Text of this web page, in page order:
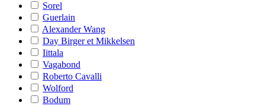
Sorel
Guerlain
Alexander Wang
Day Birger et Mikkelsen
Iittala
Vagabond
Roberto Cavalli
Wolford
Bodum